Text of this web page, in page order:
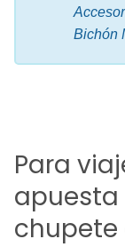
Bichón
Para
apuesta
chupete